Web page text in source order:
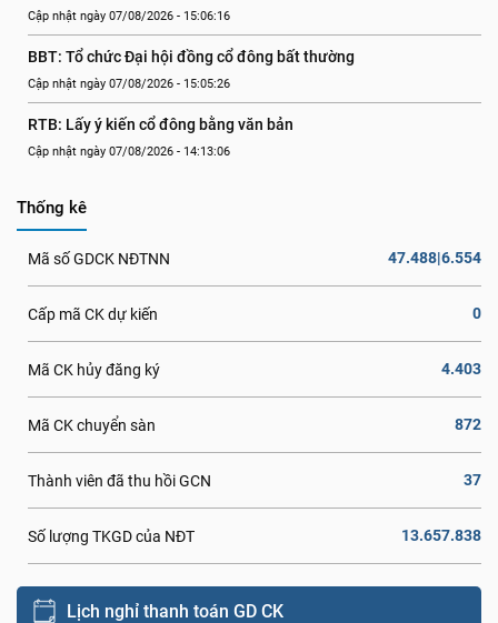
Cập nhật ngày 07/08/2026 - 15:06:16
BBT: Tổ chức Đại hội đồng cổ đông bất thường
Cập nhật ngày 07/08/2026 - 15:05:26
RTB: Lấy ý kiến cổ đông bằng văn bản
Cập nhật ngày 07/08/2026 - 14:13:06
Thống kê
Mã số GDCK NĐTNN 47.488|6.554
Cấp mã CK dự kiến 0
Mã CK hủy đăng ký 4.403
Mã CK chuyển sàn 872
Thành viên đã thu hồi GCN 37
Số lượng TKGD của NĐT 13.657.838
Lịch nghỉ thanh toán GD CK